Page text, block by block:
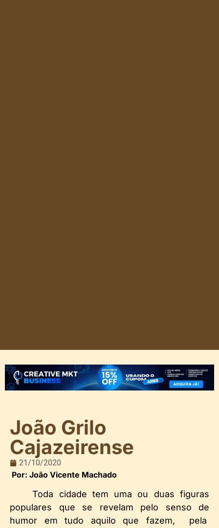
João Grilo
Cajazeirense
21/10/2020
Por: João Vicente Machado
Toda cidade tem uma ou duas figuras
populares que se revelam pelo senso de
humor em tudo aquilo que fazem, pela